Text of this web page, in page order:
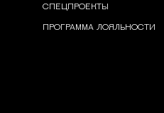
СПЕЦПРОЕКТЫ
ПРОГРАММА ЛОЯЛЬНОСТИ